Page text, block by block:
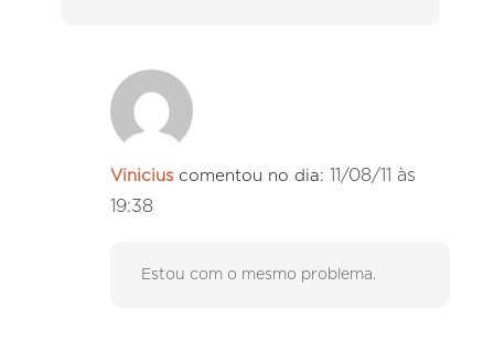
Vinicius comentou no dia: 11/08/11 às
19:38
Estou com o mesmo problema.